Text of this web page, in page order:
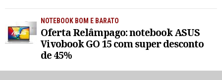
NOTEBOOK BOM E BARATO
Oferta Relâmpago: notebook ASUS
Vivobook GO 15 com super desconto
de 45%